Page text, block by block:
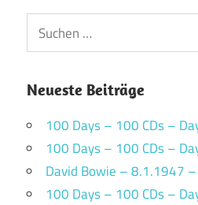
Suchen
nach:
Neueste Beiträge
100 Days – 100 CDs –
100 Days – 100 CDs –
David Bowie – 8.1.1947
100 Days – 100 CDs –